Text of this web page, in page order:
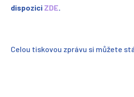
dispozici ZDE.
Celou tiskovou zprávu si můžete